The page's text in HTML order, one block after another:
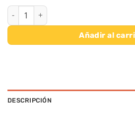
LUDI CONJUNTO 6 BOLAS Y 6 CUBOS
Añadir al
DESCRIPCIÓN